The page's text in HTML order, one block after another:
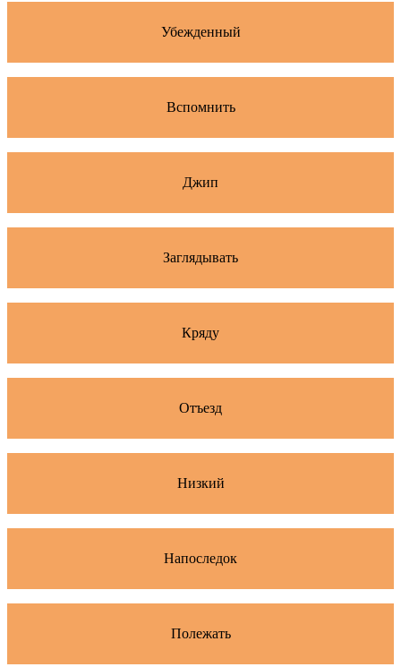
Убежденный
Вспомнить
Джип
Заглядывать
Кряду
Отъезд
Низкий
Напоследок
Полежать